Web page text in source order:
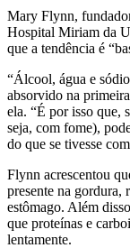
Mary Flynn,
Hospital Miriam da
que a tendência é “
“Álcool, água e
absorvido na
ela. “É por isso que,
seja, com fome),
do que se tivesse
Flynn acrescentou
presente na gordura,
estômago. Além
que proteínas e
lentamente.